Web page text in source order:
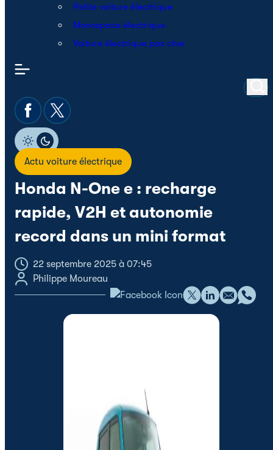
Petite voiture électrique
Monospace électrique
Voiture électrique pas cher
Actu voiture électrique
Honda N-One e : recharge
rapide, V2H et autonomie
record dans un mini format
22 septembre 2025 à 07:45
Philippe Moureau